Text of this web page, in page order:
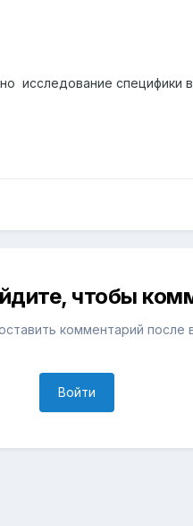
исследование специфики
чтобы
комментарий после
Войти